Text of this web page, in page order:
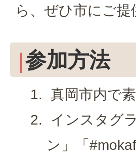
ら、ぜひ市にご提
参加方法
真岡市内で
インスタグ
ン」「